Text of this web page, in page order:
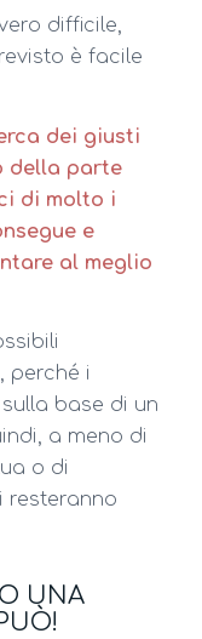
difficile,
è facile
dei giusti
della parte
di molto i
e
al meglio
perché i
base di un
a meno di
o di
resteranno
UNA